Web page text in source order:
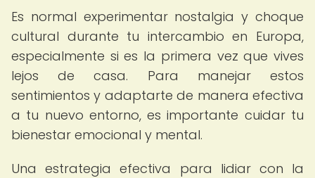
Es normal experimentar nostalgia y choque
cultural durante tu intercambio en Europa,
especialmente si es la primera vez que vives
lejos de casa. Para manejar estos
sentimientos y adaptarte de manera efectiva
a tu nuevo entorno, es importante cuidar tu
bienestar emocional y mental.
Una estrategia efectiva para lidiar con la